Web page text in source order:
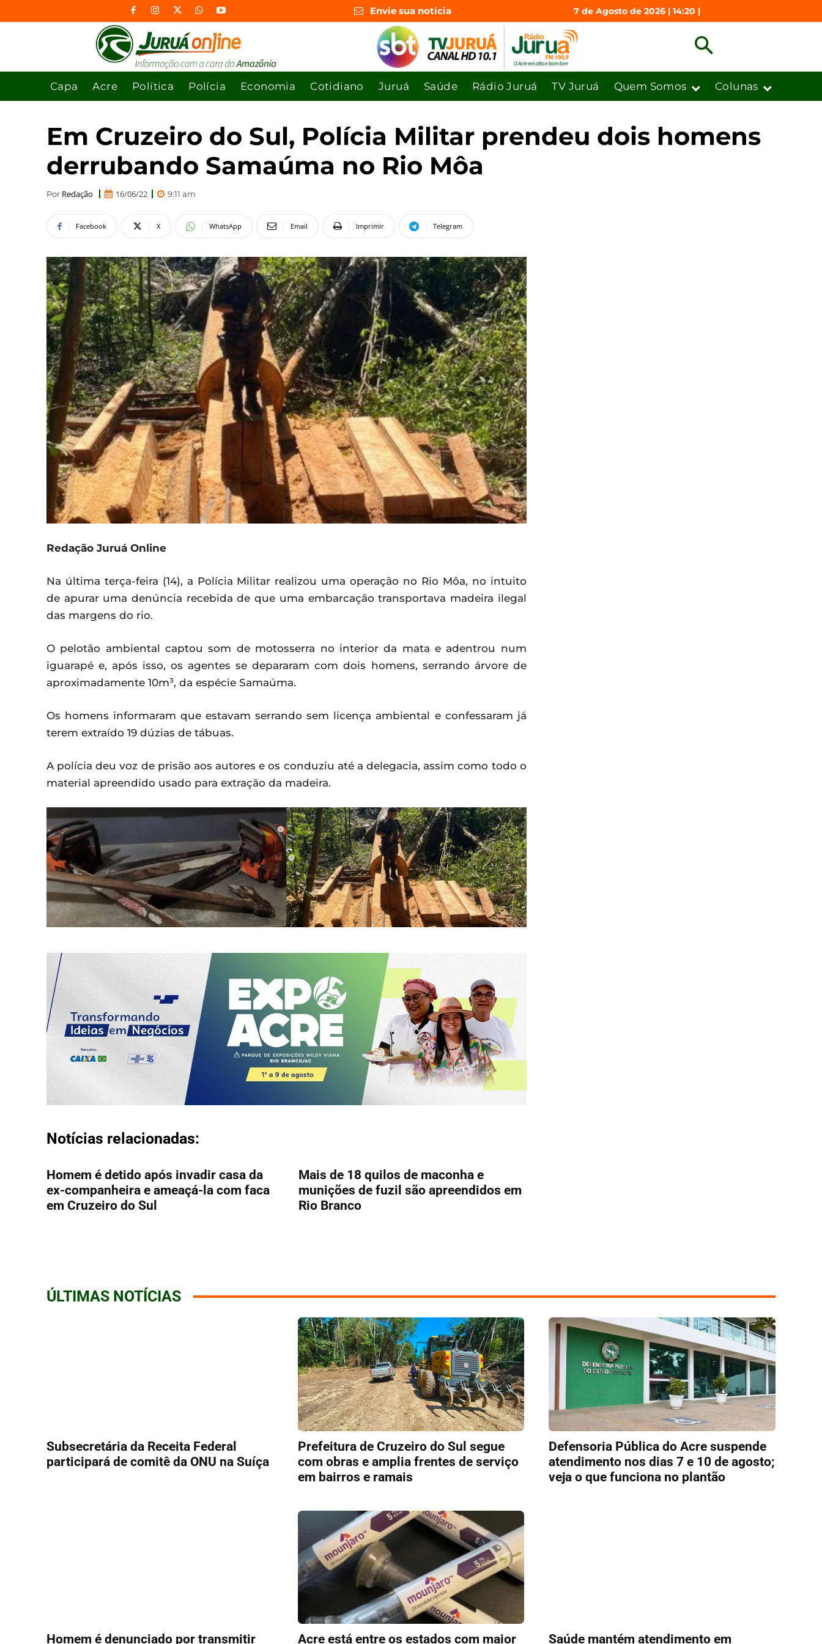
Envie sua notícia 7 de Agosto de 2026 | 14:20 |
Capa Acre Política Polícia Economia Cotidiano Juruá Saúde Rádio Juruá TV Juruá Quem Somos Colunas
Em Cruzeiro do Sul, Polícia Militar prendeu dois homens
derrubando Samaúma no Rio Môa
Por Redação 16/06/22 9:11 am
Facebook X WhatsApp Email Imprimir Telegram
Redação Juruá Online
Na última terça-feira (14), a Polícia Militar realizou uma operação no Rio Môa, no intuito
de apurar uma denúncia recebida de que uma embarcação transportava madeira ilegal
das margens do rio.
O pelotão ambiental captou som de motosserra no interior da mata e adentrou num
iguarapé e, após isso, os agentes se depararam com dois homens, serrando árvore de
aproximadamente 10m³, da espécie Samaúma.
Os homens informaram que estavam serrando sem licença ambiental e confessaram já
terem extraído 19 dúzias de tábuas.
A polícia deu voz de prisão aos autores e os conduziu até a delegacia, assim como todo o
material apreendido usado para extração da madeira.
Notícias relacionadas:
Homem é detido após invadir casa da
ex-companheira e ameaçá-la com faca
em Cruzeiro do Sul
Mais de 18 quilos de maconha e
munições de fuzil são apreendidos em
Rio Branco
ÚLTIMAS NOTÍCIAS
Subsecretária da Receita Federal
participará de comitê da ONU na Suíça
Prefeitura de Cruzeiro do Sul segue
com obras e amplia frentes de serviço
em bairros e ramais
Defensoria Pública do Acre suspende
atendimento nos dias 7 e 10 de agosto;
veja o que funciona no plantão
Homem é denunciado por transmitir Acre está entre os estados com maior Saúde mantém atendimento em